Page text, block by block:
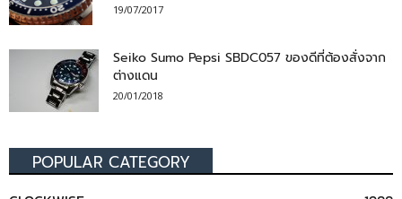
19/07/2017
Seiko Sumo Pepsi SBDC057 ของดีที่ต้องสั่งจาก
ต่างแดน
20/01/2018
POPULAR CATEGORY